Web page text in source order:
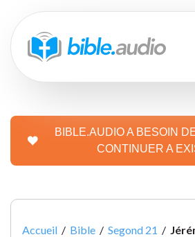
BIBLE.AUDIO A BESOIN
CONTINUER A
Accueil / Bible / Segond 21 /